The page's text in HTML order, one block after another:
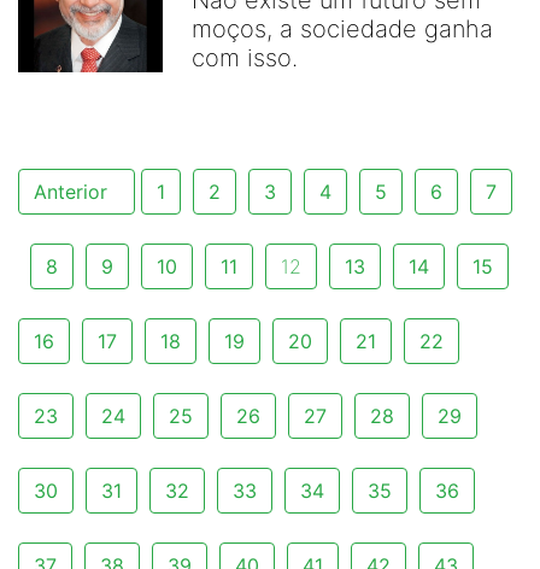
moços, a sociedade ganha
com isso.
Anterior 1 2 3 4 5 6 7
8 9 10 11 12 13 14 15
16 17 18 19 20 21 22
23 24 25 26 27 28 29
30 31 32 33 34 35 36